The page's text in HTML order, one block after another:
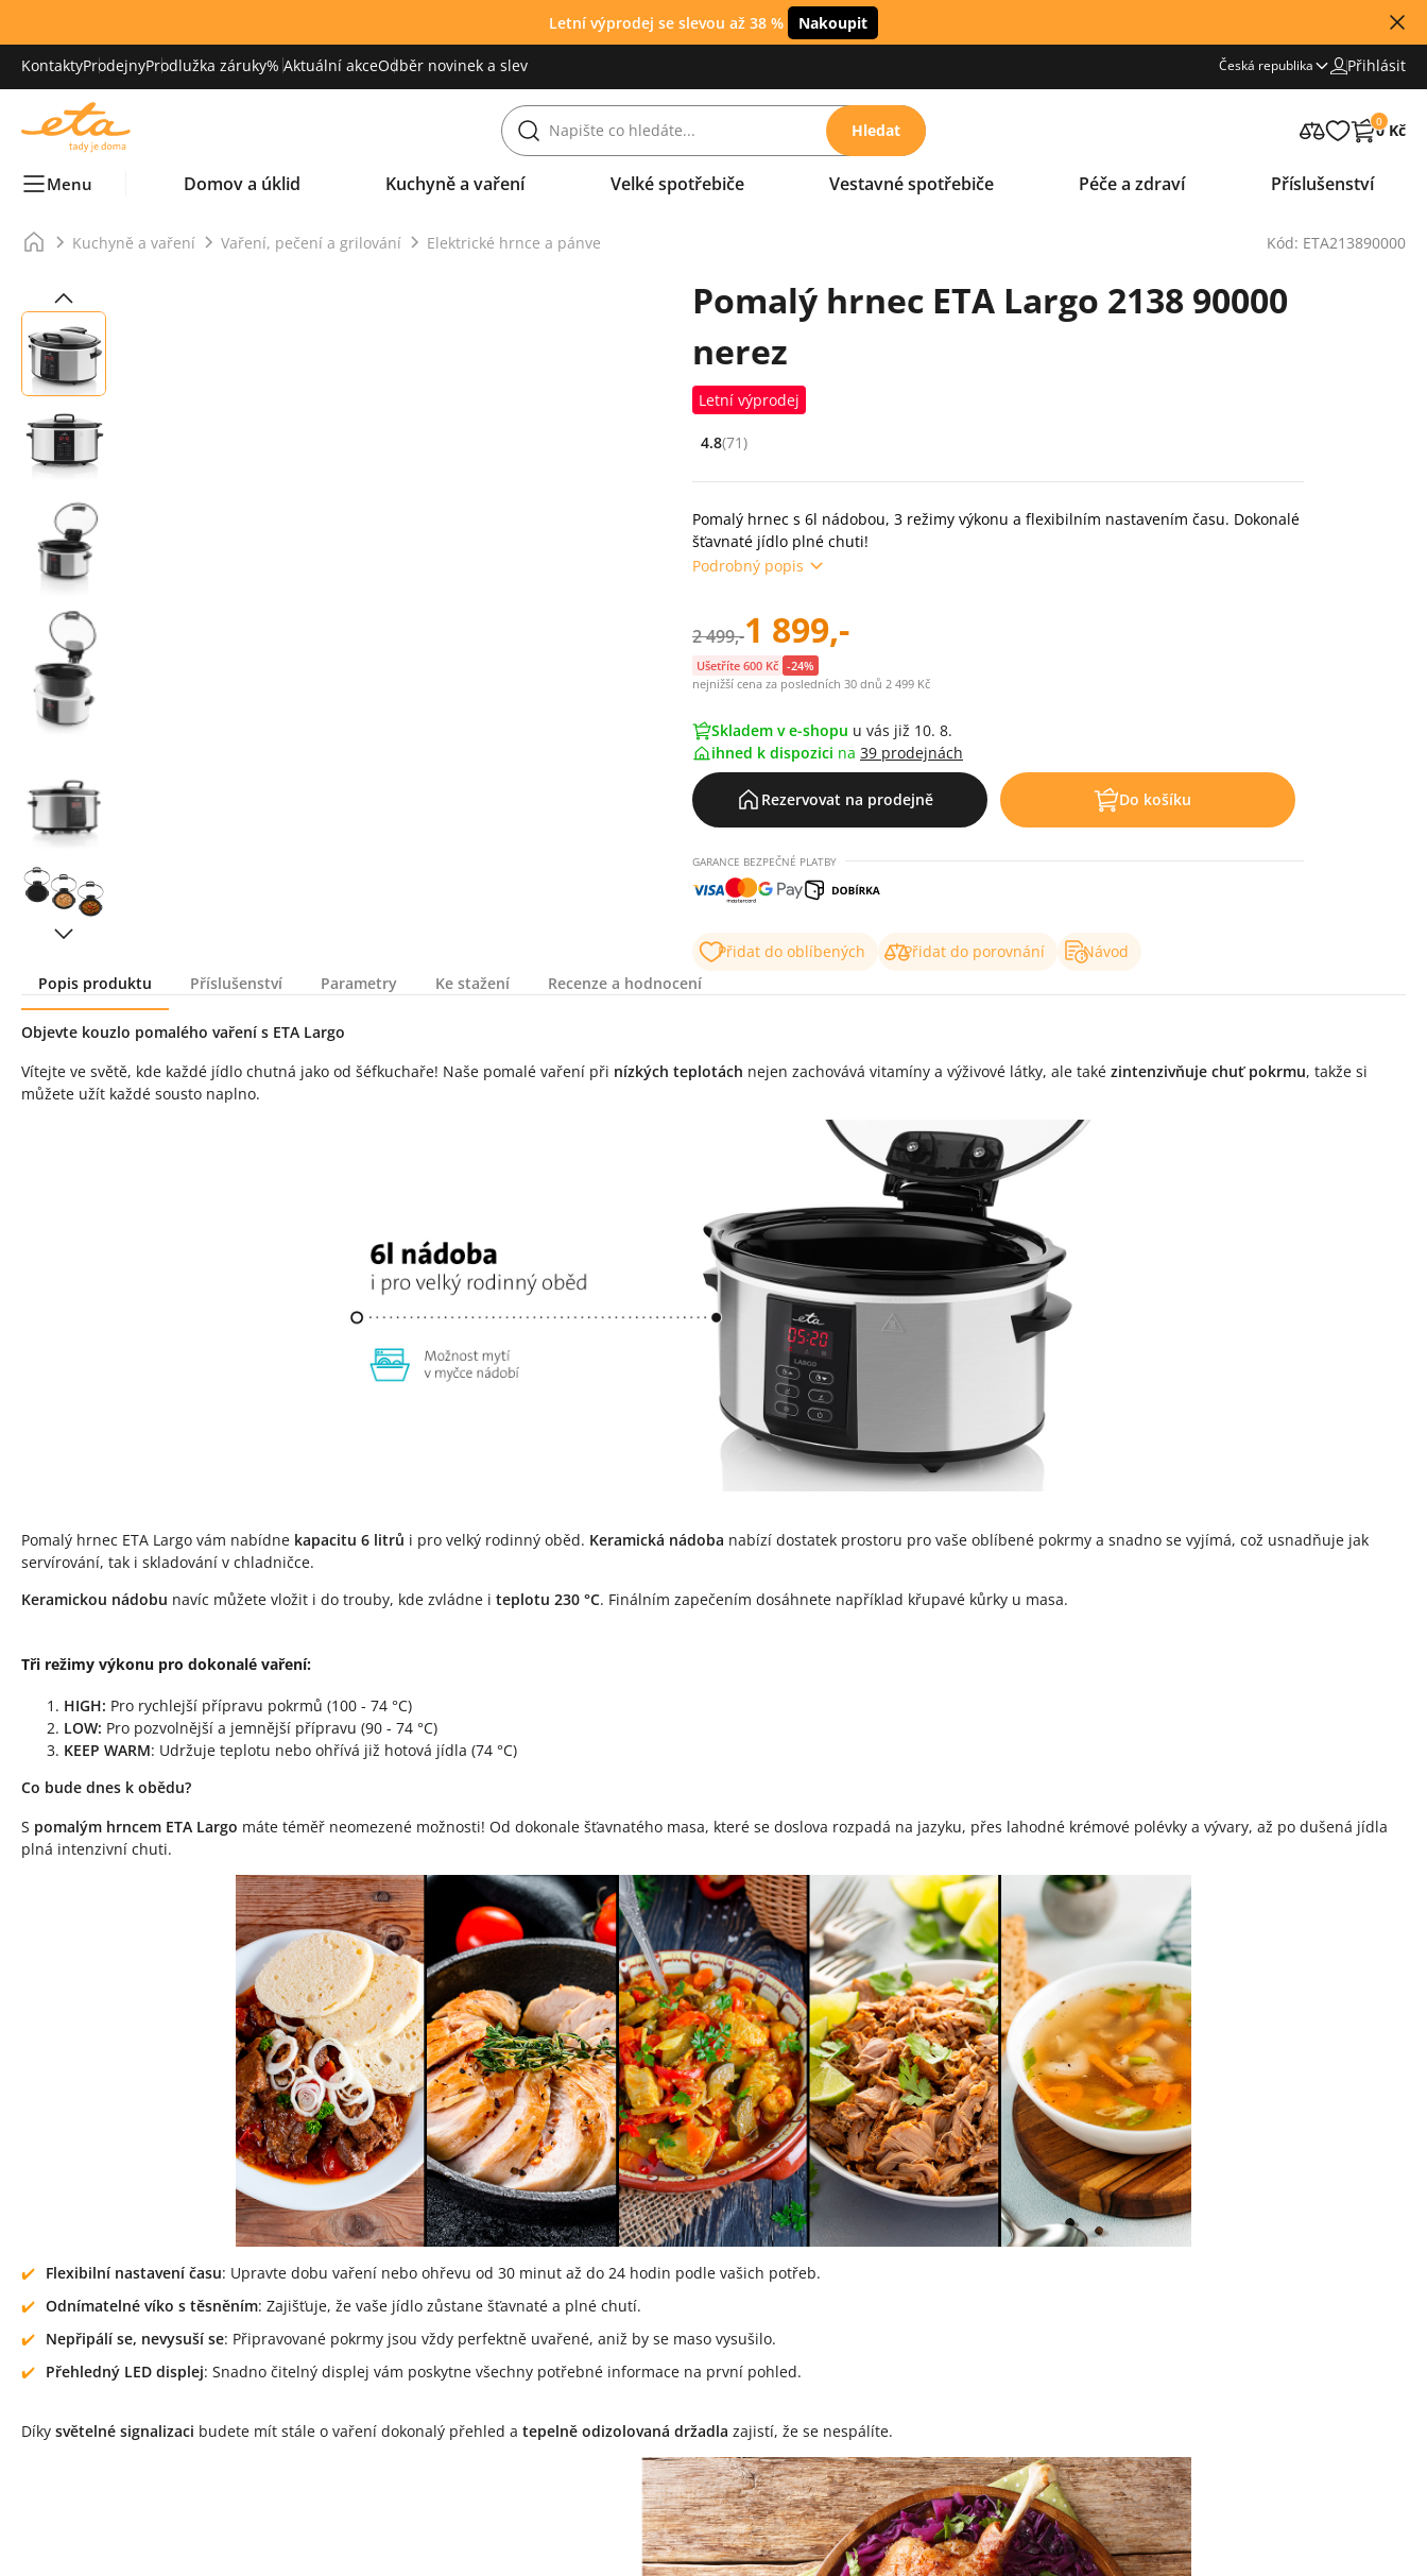
Letní výprodej se slevou až 38 % Nakoupit
KontaktyProdejnyProdlužka záruky% Aktuální akceOdběr novinek a slev Česká republika Přihlásit
Hledat 0
0 Kč
Menu Domov a úklid Kuchyně a vaření Velké spotřebiče Vestavné spotřebiče Péče a zdraví Příslušenství
Kuchyně a vaření Vaření, pečení a grilování Elektrické hrnce a pánve Kód: ETA213890000
Pomalý hrnec ETA Largo 2138 90000
nerez
Letní výprodej
Hodnocení: 4.8 z 5 (71 recenzí)
4.8(71)
Pomalý hrnec s 6l nádobou, 3 režimy výkonu a flexibilním nastavením času. Dokonalé
šťavnaté jídlo plné chuti!
Podrobný popis
2 499,-1 899,-
Ušetříte 600 Kč -24%
nejnižší cena za posledních 30 dnů 2 499 Kč
Skladem v e-shopu u vás již 10. 8.
ihned k dispozici na 39 prodejnách
Rezervovat na prodejně Do košíku
GARANCE BEZPEČNÉ PLATBY
Přidat do oblíbených Přidat do porovnání
Návod
Popis produktu
Příslušenství Parametry Ke stažení Recenze a hodnocení
Popis produktu
Objevte kouzlo pomalého vaření s ETA Largo
Vítejte ve světě, kde každé jídlo chutná jako od šéfkuchaře! Naše pomalé vaření při nízkých teplotách nejen zachovává vitamíny a výživové látky, ale také zintenzivňuje chuť pokrmu, takže si
můžete užít každé sousto naplno.
Pomalý hrnec ETA Largo vám nabídne kapacitu 6 litrů i pro velký rodinný oběd. Keramická nádoba nabízí dostatek prostoru pro vaše oblíbené pokrmy a snadno se vyjímá, což usnadňuje jak
servírování, tak i skladování v chladničce.
Keramickou nádobu navíc můžete vložit i do trouby, kde zvládne i teplotu 230 °C. Finálním zapečením dosáhnete například křupavé kůrky u masa.
Tři režimy výkonu pro dokonalé vaření:
HIGH: Pro rychlejší přípravu pokrmů (100 - 74 °C)
LOW: Pro pozvolnější a jemnější přípravu (90 - 74 °C)
KEEP WARM: Udržuje teplotu nebo ohřívá již hotová jídla (74 °C)
Co bude dnes k obědu?
S pomalým hrncem ETA Largo máte téměř neomezené možnosti! Od dokonale šťavnatého masa, které se doslova rozpadá na jazyku, přes lahodné krémové polévky a vývary, až po dušená jídla
plná intenzivní chuti.
Flexibilní nastavení času: Upravte dobu vaření nebo ohřevu od 30 minut až do 24 hodin podle vašich potřeb.
Odnímatelné víko s těsněním: Zajišťuje, že vaše jídlo zůstane šťavnaté a plné chutí.
Nepřipálí se, nevysuší se: Připravované pokrmy jsou vždy perfektně uvařené, aniž by se maso vysušilo.
Přehledný LED displej: Snadno čitelný displej vám poskytne všechny potřebné informace na první pohled.
Díky světelné signalizaci budete mít stále o vaření dokonalý přehled a tepelně odizolovaná držadla zajistí, že se nespálíte.